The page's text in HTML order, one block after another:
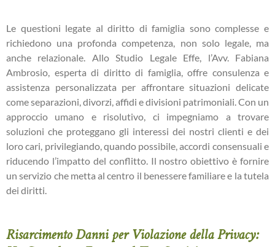
Le questioni legate al diritto di famiglia sono complesse e
richiedono una profonda competenza, non solo legale, ma
anche relazionale. Allo Studio Legale Effe, l’Avv. Fabiana
Ambrosio, esperta di diritto di famiglia, offre consulenza e
assistenza personalizzata per affrontare situazioni delicate
come separazioni, divorzi, affidi e divisioni patrimoniali. Con un
approccio umano e risolutivo, ci impegniamo a trovare
soluzioni che proteggano gli interessi dei nostri clienti e dei
loro cari, privilegiando, quando possibile, accordi consensuali e
riducendo l’impatto del conflitto. Il nostro obiettivo è fornire
un servizio che metta al centro il benessere familiare e la tutela
dei diritti.
Risarcimento Danni per Violazione della Privacy: